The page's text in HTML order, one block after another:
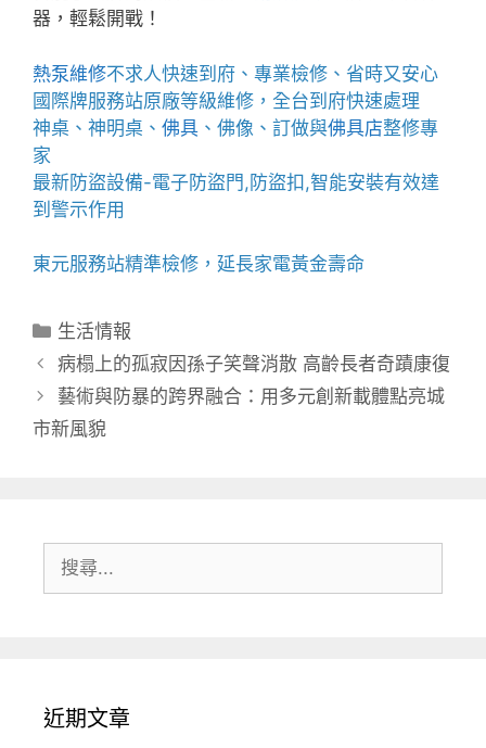
器，輕鬆開戰！
熱泵維修不求人快速到府、專業檢修、省時又安心
國際牌服務站原廠等級維修，全台到府快速處理
神桌、 神明桌 、 佛具 、佛像、訂做與佛具店整修專
家
最新防盜設備-電子防盜門 ,防盜扣,智能安裝有效達
到警示作用
東元服務站精準檢修，延長家電黃金壽命
分
類
生活情報
病榻上的孤寂因孫子笑聲消散 高齡長者奇蹟康復
藝術與防暴的跨界融合：用多元創新載體點亮城
市新風貌
尋:
近期文章